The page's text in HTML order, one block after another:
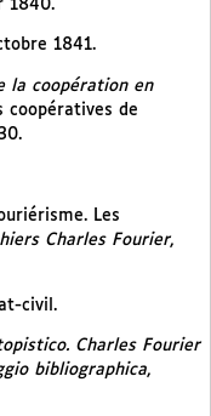
1840.
1841.
la coopération en
coopératives de
Les
Charles Fourier,
civil.
Charles Fourier
bibliographica,